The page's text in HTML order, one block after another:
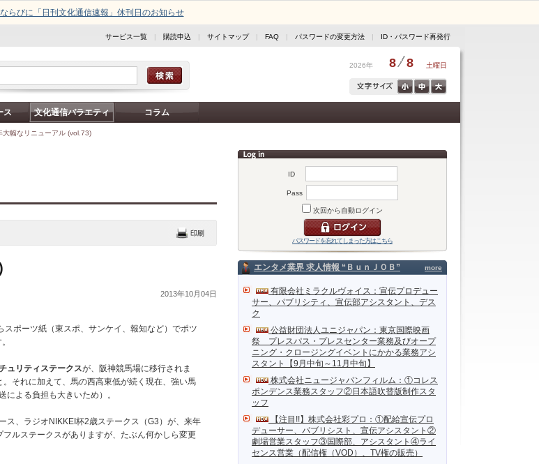
らびに「日刊文化通信速報」休刊日のお知らせ
サービス一覧 | 購読申込 | サイトマップ| FAQ | パスワードの変更方法 | ID・パスワード再発行
2026年 8 8 土曜日
ス 文化通信バラエティ コラム
大幅なリニューアル (vol.73)
ID
Pass
次回から自動ログイン
パスワードを忘れてしまった方はこちら
more
エンタメ業界 求人情報 “ＢｕｎＪＯＢ”
有限会社ミラクルヴォイス：宣伝プロデュー
サー、パブリシティ、宣伝部アシスタント、デス
ク
公益財団法人ユニジャパン：東京国際映画
祭 プレスパス・プレスセンター業務及びオープ
ニング・クロージングイベントにかかる業務アシ
スタント【9月中旬～11月中旬】
株式会社ニュージャパンフィルム：①コレス
ポンデンス業務スタッフ②日本語吹替版制作スタ
ッフ
【注目!!】株式会社彩プロ：①配給宣伝プロ
デューサー、パブリシスト、宣伝アシスタント②
劇場営業スタッフ③国際部、アシスタント④ライ
センス営業（配信権（VOD）、TV権の販売）
2013年10月04日
ポーツ紙（東スポ、サンケイ、報知など）でポツ
ュリティステークスが、阪神競馬場に移行されま
それに加えて、馬の西高東低が続く現在、強い馬
よる負担も大きいため）。
、ラジオNIKKEI杯2歳ステークス（G3）が、来年
ルステークスがありますが、たぶん何かしら変更